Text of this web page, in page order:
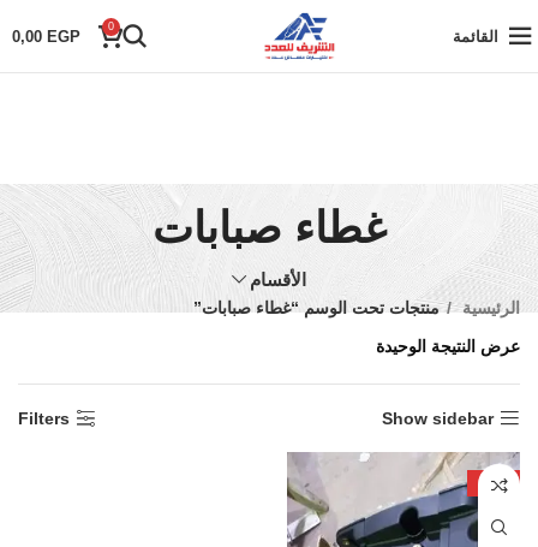
القائمة
0
0,00 EGP
غطاء صبابات
الأقسام
الرئيسية
منتجات تحت الوسم “غطاء صبابات”
عرض النتيجة الوحيدة
Show sidebar
Filters
-18%